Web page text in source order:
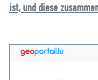
ist, und diese